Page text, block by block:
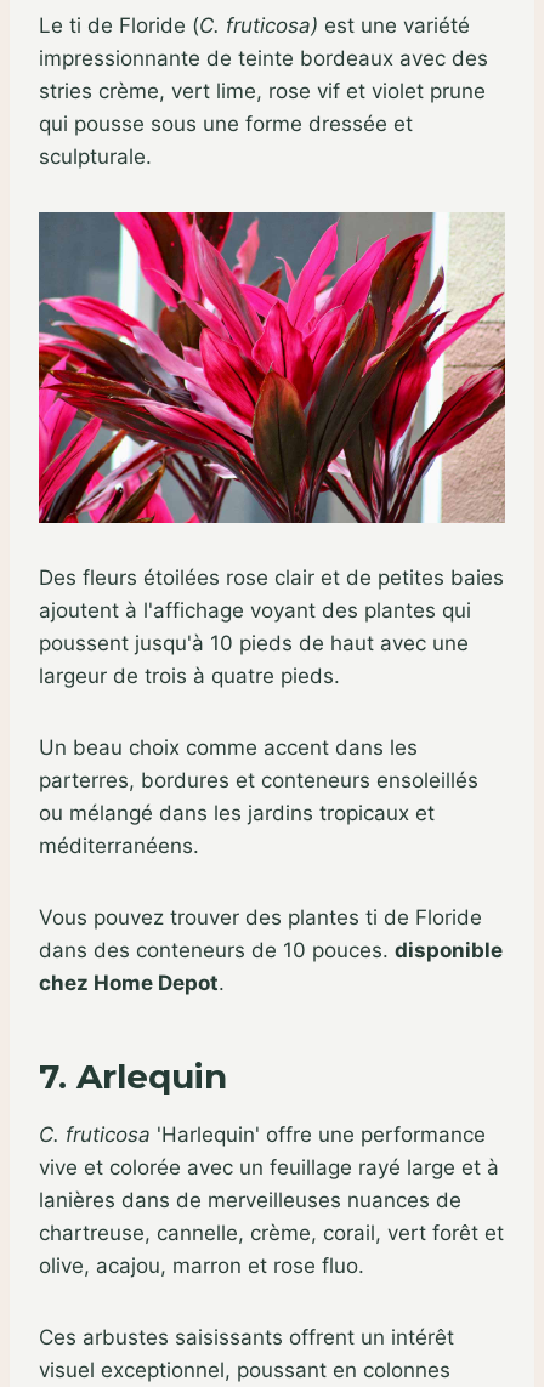
Le ti de Floride (C. fruticosa) est une variété
impressionnante de teinte bordeaux avec des
stries crème, vert lime, rose vif et violet prune
qui pousse sous une forme dressée et
sculpturale.
Des fleurs étoilées rose clair et de petites baies
ajoutent à l'affichage voyant des plantes qui
poussent jusqu'à 10 pieds de haut avec une
largeur de trois à quatre pieds.
Un beau choix comme accent dans les
parterres, bordures et conteneurs ensoleillés
ou mélangé dans les jardins tropicaux et
méditerranéens.
Vous pouvez trouver des plantes ti de Floride
dans des conteneurs de 10 pouces. disponible
chez Home Depot.
7. Arlequin
C. fruticosa 'Harlequin' offre une performance
vive et colorée avec un feuillage rayé large et à
lanières dans de merveilleuses nuances de
chartreuse, cannelle, crème, corail, vert forêt et
olive, acajou, marron et rose fluo.
Ces arbustes saisissants offrent un intérêt
visuel exceptionnel, poussant en colonnes